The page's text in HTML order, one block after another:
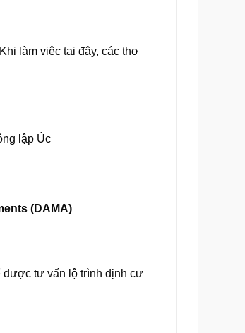
làm việc tại đây, các thợ
lập Úc
(DAMA)
được tư vấn lộ trình định cư